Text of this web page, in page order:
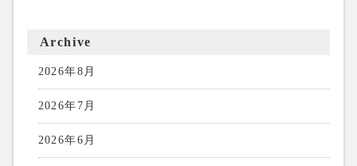
Archive
2026年8月
2026年7月
2026年6月